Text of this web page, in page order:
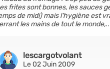
frites sont bonnes, les sauces
de midi) mais l'hygiène est
les mains de tout le
lescargotvolant
Le 02 Juin 2009